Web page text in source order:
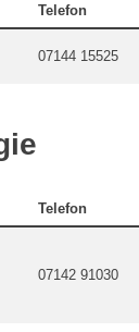
Telefon
07144 15525
Telefon
07142 91030